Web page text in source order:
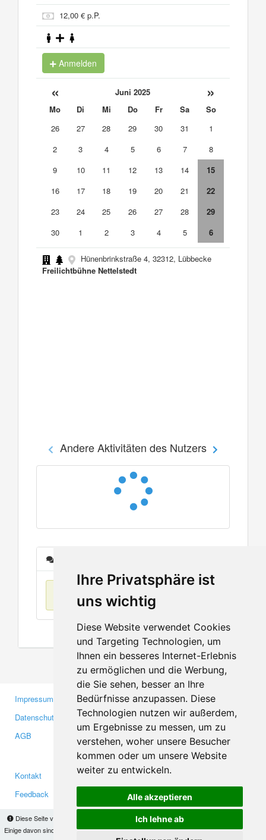
Ihre Privatsphäre ist
uns wichtig
Diese Website verwendet Cookies
und Targeting Technologien, um
Ihnen ein besseres Internet-Erlebnis
zu ermöglichen und die Werbung,
die Sie sehen, besser an Ihre
Bedürfnisse anzupassen. Diese
Technologien nutzen wir außerdem,
um Ergebnisse zu messen, um zu
verstehen, woher unsere Besucher
kommen oder um unsere Website
weiter zu entwickeln.
Alle akzeptieren
Ich lehne ab
Diese Seite verwendet Cookies, um Informationen auf Ihrem Computer zu speichern.
Einige davon sind notwendig, damit unsere Seite funktioniert, andere helfen uns dabei, das
12,00 € p.P.
Anmelden
« Juni 2025 »
Mo Di Mi Do Fr Sa
So
26
27 28 29 30 31
1
2
3 4 5 6 7
8
9
10 11 12 13 14
15
16
17 18 19 20 21
22
23
24 25 26 27 28
29
30
1 2 3 4 5 6
Hünenbrinkstraße 4, 32312, Lübbecke
Freilichtbühne Nettelstedt
Andere Aktivitäten des Nutzers
Keine Einträge
Impressum
Datenschutzerklärung
AGB
Gewerbetreibende
Investoren
Medien
Kontakt
Feedback
Facebook
Twitter
YouTube
Google+